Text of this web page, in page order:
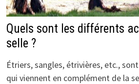
Quels sont les différents
selle ?
Étriers, sangles, étrivières, etc.,
qui viennent en complément de la